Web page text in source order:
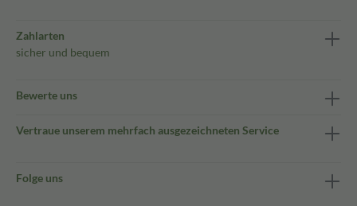
Zahlarten
sicher und bequem
Bewerte uns
Vertraue unserem mehrfach ausgezeichneten Service
Folge uns